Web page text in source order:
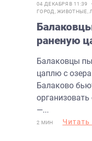
04 ДЕКАБРЯ В 11:39
ГОРОД ,ЖИВОТНЫЕ
раненую
Балаковцы
цаплю с
Балаково
—...
2 МИН Читать